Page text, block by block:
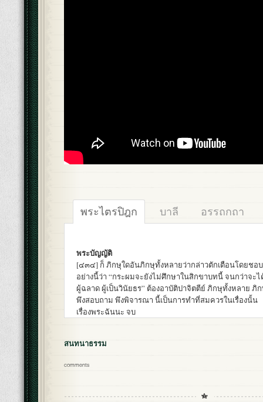
พระไตรปิฎก บาลี อรรถกถา
พระบัญญัติ
[๔๓๔] ก็ ภิกษุใดอันภิกษุทั้งหลายว่ากล่าวตักเตือนโดยชอ
อย่างนี้ว่า “กระผมจะยังไม่ศึกษาในสิกขาบทนี้ จนกว่าจะ
ผู้ฉลาด ผู้เป็นวินัยธร” ต้องอาบัติปาจิตตีย์ ภิกษุทั้งหลาย ภิ
พึงสอบถาม พึงพิจารณา นี้เป็นการทำที่สมควรในเรื่องนั้น
เรื่องพระฉันนะ จบ
สนทนาธรรม
comments